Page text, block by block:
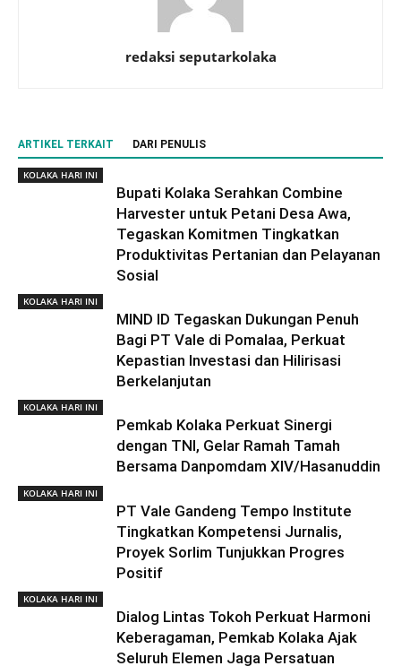
redaksi seputarkolaka
ARTIKEL TERKAIT DARI PENULIS
KOLAKA HARI INI
Bupati Kolaka Serahkan Combine
Harvester untuk Petani Desa Awa,
Tegaskan Komitmen Tingkatkan
Produktivitas Pertanian dan Pelayanan
Sosial
KOLAKA HARI INI
MIND ID Tegaskan Dukungan Penuh
Bagi PT Vale di Pomalaa, Perkuat
Kepastian Investasi dan Hilirisasi
Berkelanjutan
KOLAKA HARI INI
Pemkab Kolaka Perkuat Sinergi
dengan TNI, Gelar Ramah Tamah
Bersama Danpomdam XIV/Hasanuddin
KOLAKA HARI INI
PT Vale Gandeng Tempo Institute
Tingkatkan Kompetensi Jurnalis,
Proyek Sorlim Tunjukkan Progres
Positif
KOLAKA HARI INI
Dialog Lintas Tokoh Perkuat Harmoni
Keberagaman, Pemkab Kolaka Ajak
Seluruh Elemen Jaga Persatuan